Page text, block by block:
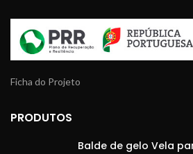
Ficha do Projeto
PRODUTOS
Balde de gelo Vela